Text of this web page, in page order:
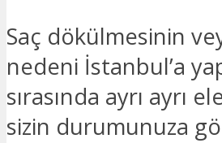
Saç dökülmesinin
nedeni İstanbul’a
sırasında ayrı ayrı
sizin durumunuza